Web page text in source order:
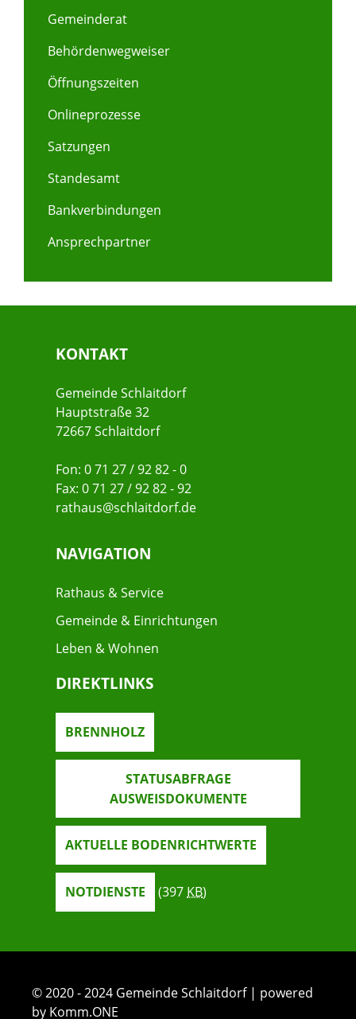
Gemeinderat
Behördenwegweiser
Öffnungszeiten
Onlineprozesse
Satzungen
Standesamt
Bankverbindungen
Ansprechpartner
KONTAKT
Gemeinde Schlaitdorf
Hauptstraße 32
72667 Schlaitdorf
Fon: 0 71 27 / 92 82 - 0
Fax: 0 71 27 / 92 82 - 92
rathaus@schlaitdorf.de
NAVIGATION
Rathaus & Service
Gemeinde & Einrichtungen
Leben & Wohnen
DIREKTLINKS
BRENNHOLZ
STATUSABFRAGE
AUSWEISDOKUMENTE
AKTUELLE BODENRICHTWERTE
NOTDIENSTE (397 KB)
© 2020 - 2024 Gemeinde Schlaitdorf | powered
by Komm.ONE